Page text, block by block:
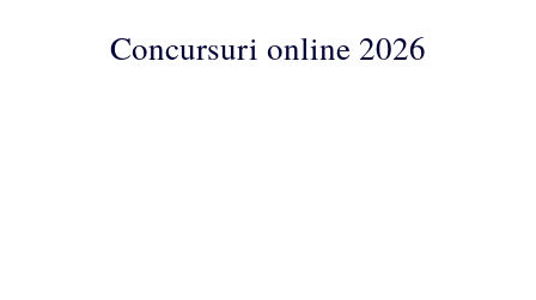
ConcursuriConcursuri online 2026